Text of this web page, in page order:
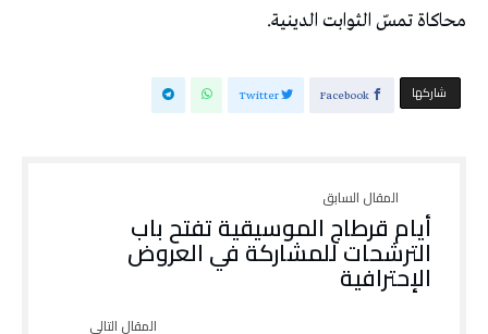
محاكاة تمسّ الثوابت الدينية.
‫‫ شاركها‬ Facebook
Twitter
أيام قرطاج الموسيقية تفتح باب
الترشحات للمشاركة في العروض
الإحترافية